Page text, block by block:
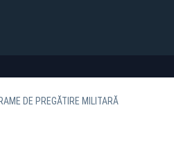
DE PREGĂTIRE MILITARĂ